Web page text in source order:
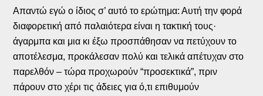
Απαντώ εγώ ο ίδιος σ’ αυτό το ερώτημα: Αυτή την φορά
διαφορετική από παλαιότερα είναι η τακτική τους·
άγαρμπα και μια κι έξω προσπάθησαν να πετύχουν το
αποτέλεσμα, προκάλεσαν πολύ και τελικά απέτυχαν στο
παρελθόν – τώρα προχωρούν “προσεκτικά”, πριν
πάρουν στο χέρι τις άδειες για ό,τι επιθυμούν